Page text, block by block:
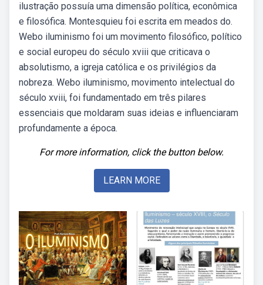
ilustração possuía uma dimensão política, econômica
e filosófica. Montesquieu foi escrita em meados do.
Webo iluminismo foi um movimento filosófico, político
e social europeu do século xviii que criticava o
absolutismo, a igreja católica e os privilégios da
nobreza. Webo iluminismo, movimento intelectual do
século xviii, foi fundamentado em três pilares
essenciais que moldaram suas ideias e influenciaram
profundamente a época.
For more information, click the button below.
LEARN MORE